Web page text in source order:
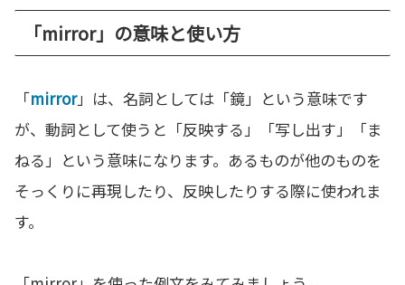
「mirror」の意味と使い方
「mirror」は、名詞としては「鏡」という意味です
が、動詞として使うと「反映する」「写し出す」「ま
ねる」という意味になります。あるものが他のものを
そっくりに再現したり、反映したりする際に使われま
す。